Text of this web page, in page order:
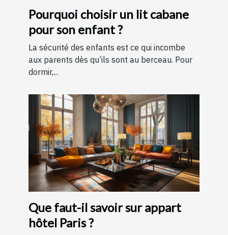
Pourquoi choisir un lit cabane
pour son enfant ?
La sécurité des enfants est ce qui incombe
aux parents dès qu’ils sont au berceau. Pour
dormir,...
Que faut-il savoir sur appart
hôtel Paris ?